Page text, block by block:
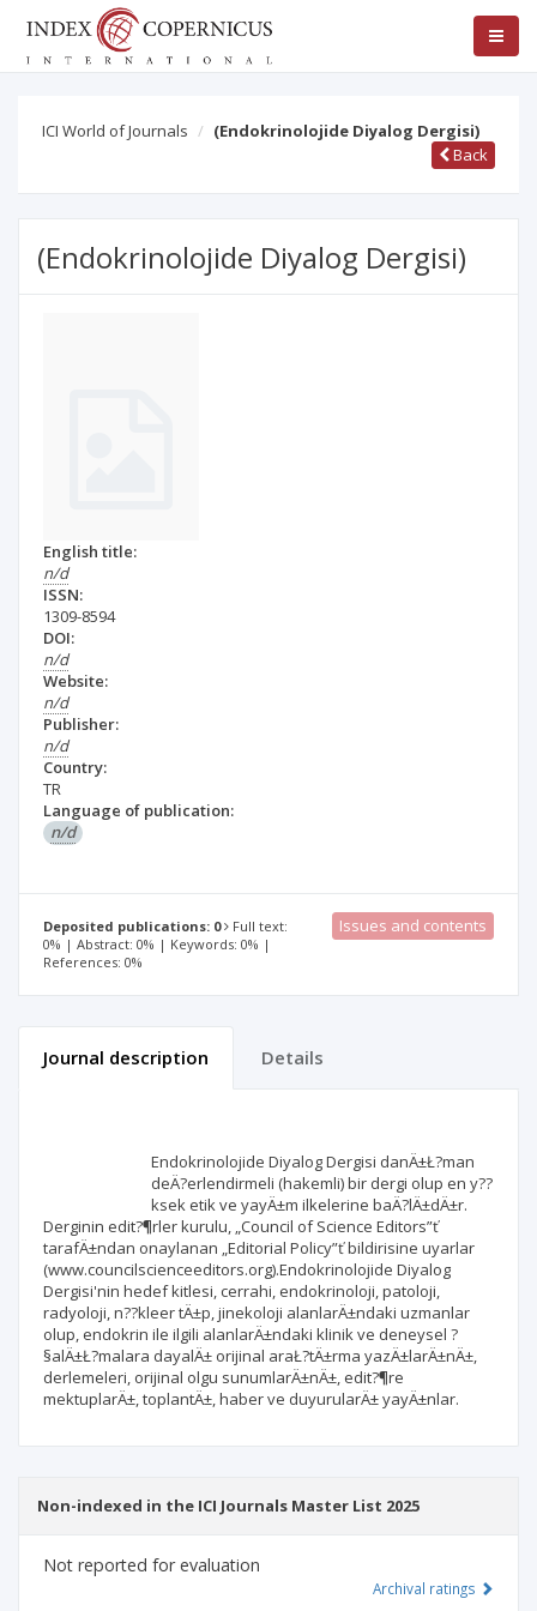
ICI World of Journals
(Endokrinolojide Diyalog Dergisi)
Back
(Endokrinolojide Diyalog Dergisi)
English title:
n/d
ISSN:
1309-8594
DOI:
n/d
Website:
n/d
Publisher:
n/d
Country:
TR
Language of publication:
n/d
Deposited publications: 0
Full text:
0% | Abstract: 0% | Keywords: 0% |
References: 0%
Issues and contents
Journal description Details
Endokrinolojide Diyalog Dergisi danÄ±Ł?man
deÄ?erlendirmeli (hakemli) bir dergi olup en y??
ksek etik ve yayÄ±m ilkelerine baÄ?lÄ±dÄ±r.
Derginin edit?¶rler kurulu, „Council of Science Editors”ť
tarafÄ±ndan onaylanan „Editorial Policy”ť bildirisine uyarlar
(www.councilscienceeditors.org).Endokrinolojide Diyalog
Dergisi'nin hedef kitlesi, cerrahi, endokrinoloji, patoloji,
radyoloji, n??kleer tÄ±p, jinekoloji alanlarÄ±ndaki uzmanlar
olup, endokrin ile ilgili alanlarÄ±ndaki klinik ve deneysel ?
§alÄ±Ł?malara dayalÄ± orijinal araŁ?tÄ±rma yazÄ±larÄ±nÄ±,
derlemeleri, orijinal olgu sunumlarÄ±nÄ±, edit?¶re
mektuplarÄ±, toplantÄ±, haber ve duyurularÄ± yayÄ±nlar.
Non-indexed in the ICI Journals Master List 2025
Not reported for evaluation
Archival ratings